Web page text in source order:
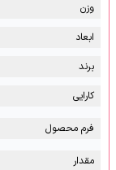
وزن
ابعاد
برند
کارایی
فرم محصول
مقدار